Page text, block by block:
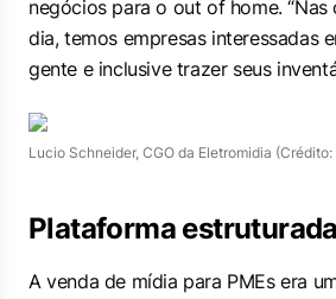
negócios para o out of home.
dia, temos empresas interessadas
gente e inclusive trazer seus
Lucio Schneider, CGO da Eletromidia
Plataforma estruturada
A venda de mídia para PMEs era